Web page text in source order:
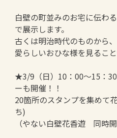
白壁の町並みのお宅に伝わ
で展示します。
古くは明治時代のものから
愛らしいおひな様を見ること
★3/9（日）10：00～15：
ーも開催！！
20箇所のスタンプを集めて
ち)
（やない白壁花香遊 同時開